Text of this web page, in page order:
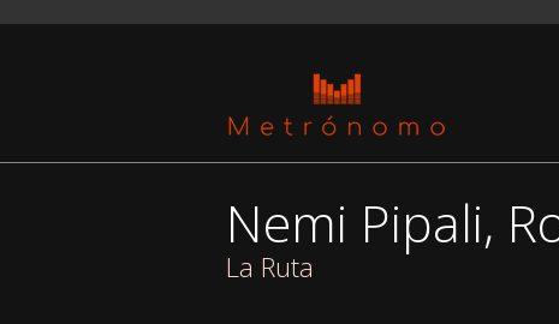
Nemi Pipali,
La Ruta